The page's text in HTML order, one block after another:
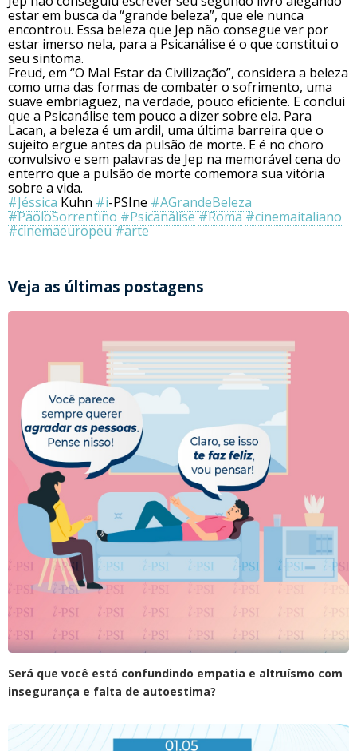
estar em busca da “grande beleza”, que ele nunca
encontrou. Essa beleza que Jep não consegue ver por
estar imerso nela, para a Psicanálise é o que constitui o
seu sintoma.
Freud, em “O Mal Estar da Civilização”, considera a beleza
como uma das formas de combater o sofrimento, uma
suave embriaguez, na verdade, pouco eficiente. E conclui
que a Psicanálise tem pouco a dizer sobre ela. Para
Lacan, a beleza é um ardil, uma última barreira que o
sujeito ergue antes da pulsão de morte. E é no choro
convulsivo e sem palavras de Jep na memorável cena do
enterro que a pulsão de morte comemora sua vitória
sobre a vida.
#Jéssica Kuhn #i-PSIne #AGrandeBeleza
#PaoloSorrentino #Psicanálise #Roma #cinemaitaliano
#cinemaeuropeu #arte
Veja as últimas postagens
Será que você está confundindo empatia e altruísmo com
insegurança e falta de autoestima?